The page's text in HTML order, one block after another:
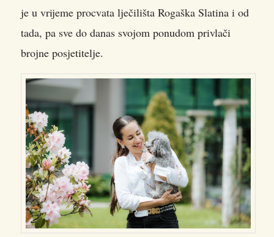
je u vrijeme procvata lječilišta Rogaška Slatina i od
tada, pa sve do danas svojom ponudom privlači
brojne posjetitelje.